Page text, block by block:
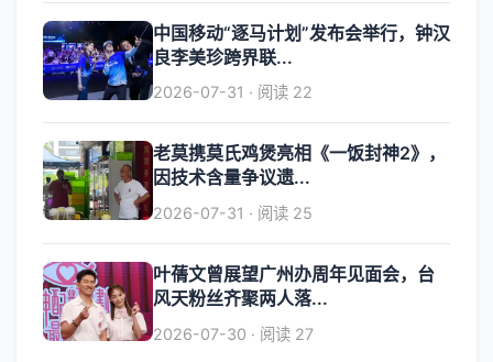
中国移动“逐马计划”发布会举行，钟汉
良李美珍跨界联...
2026-07-31 · 阅读 22
老莫携莫氏鸡煲亮相《一饭封神2》，
因技术含量争议遗...
2026-07-31 · 阅读 25
叶蒨文曾展望广州办周年见面会，台
风天粉丝齐聚两人落...
2026-07-30 · 阅读 27